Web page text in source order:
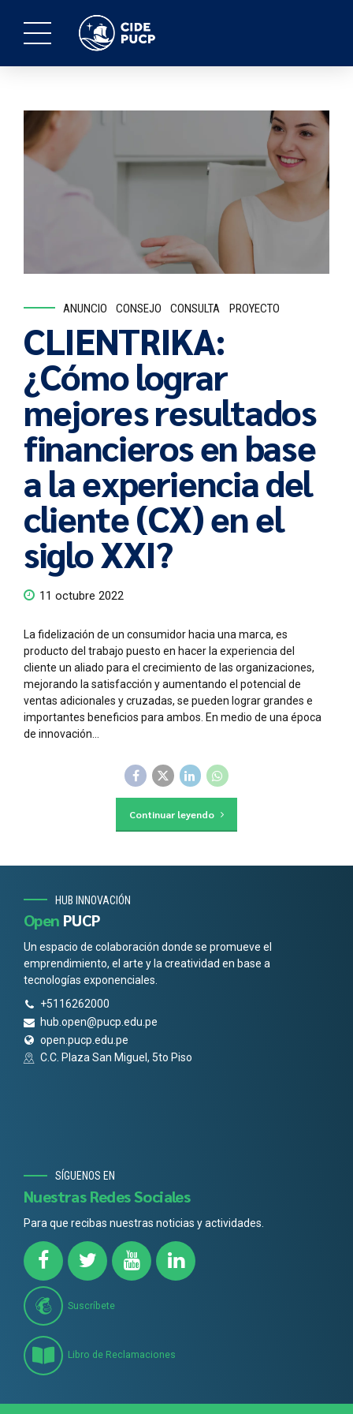
ANUNCIO CONSEJO CONSULTA PROYECTO
CLIENTRIKA:
¿Cómo lograr
mejores resultados
financieros en base
a la experiencia del
cliente (CX) en el
siglo XXI?
11 octubre 2022
La fidelización de un consumidor hacia una marca, es
producto del trabajo puesto en hacer la experiencia del
cliente un aliado para el crecimiento de las organizaciones,
mejorando la satisfacción y aumentando el potencial de
ventas adicionales y cruzadas, se pueden lograr grandes e
importantes beneficios para ambos. En medio de una época
de innovación...
Continuar leyendo
HUB INNOVACIÓN
Open PUCP
Un espacio de colaboración donde se promueve el
emprendimiento, el arte y la creatividad en base a
tecnologías exponenciales.
+5116262000
hub.open@pucp.edu.pe
open.pucp.edu.pe
C.C. Plaza San Miguel, 5to Piso
SÍGUENOS EN
Nuestras Redes Sociales
Para que recibas nuestras noticias y actividades.
Suscríbete
Libro de Reclamaciones